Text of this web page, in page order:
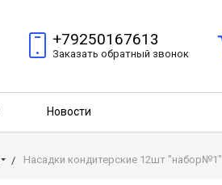
+79250167613
Заказать обратный звонок
Новости
Насадки кондитерские 12шт "набор№1"